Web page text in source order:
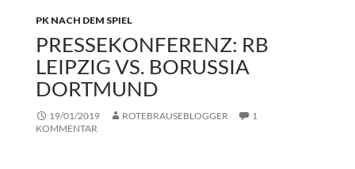
PK NACH DEM SPIEL
PRESSEKONFERENZ: RB
LEIPZIG VS. BORUSSIA
DORTMUND
19/01/2019 ROTEBRAUSEBLOGGER
1
KOMMENTAR